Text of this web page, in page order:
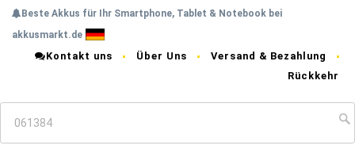
Beste Akkus für Ihr Smartphone, Tablet & Notebook bei
akkusmarkt.de
Kontakt uns Über Uns
Versand & Bezahlung
Rückkehr